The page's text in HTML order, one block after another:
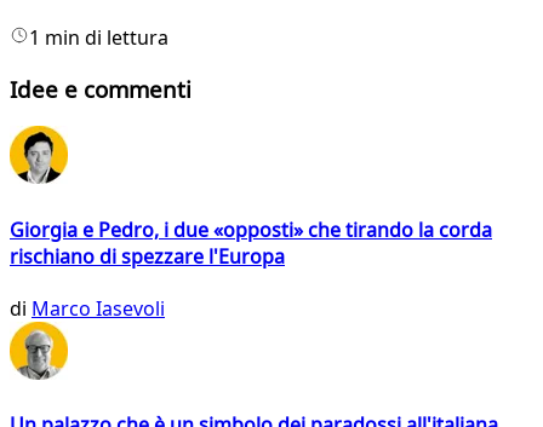
1 min di lettura
Idee e commenti
Giorgia e Pedro, i due «opposti» che tirando la corda
rischiano di spezzare l'Europa
di Marco Iasevoli